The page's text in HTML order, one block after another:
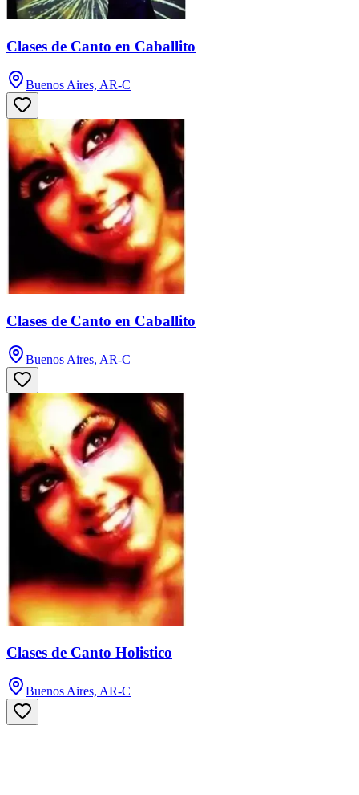
Clases de Canto en Caballito
Buenos Aires, AR-C
Clases de Canto en Caballito
Buenos Aires, AR-C
Clases de Canto Holistico
Buenos Aires, AR-C